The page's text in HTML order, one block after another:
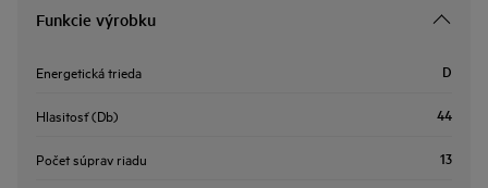
Funkcie výrobku
Energetická trieda D
Hlasitosť (Db) 44
Počet súprav riadu 13